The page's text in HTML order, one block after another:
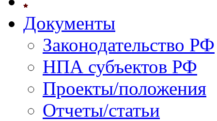
Документы
Законодательство РФ
НПА субъектов РФ
Проекты/положения
Отчеты/статьи